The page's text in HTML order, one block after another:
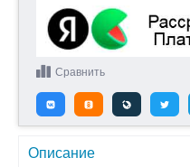
Сравнить
Описание